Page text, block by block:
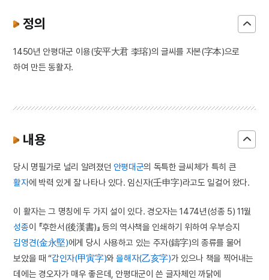
정의
1450년 안평대군 이용(安平大君 李瑢)의 글씨를 자본(字本)으로
하여 만든 동활자.
내용
당시 명필가로 널리 알려졌던 안평대군의 독특한 글씨체가 특히 큰
활자에 박력 있게 잘 나타나 있다. 임신자(壬申字)라고도 일컬어 왔다.
이 활자는 그 명칭에 두 가지 설이 있다. 경오자는 1474년(성종 5) 11월
성종이 『후한서(後漢書)』 등의 역사책을 인쇄하기 위하여 우부승지
김영견(金永堅)에게 당시 사용하고 있는 주자(鑄字)의 종류를 물어
보았을 때 “갑인자(甲寅字)와을해자(乙亥字)가 있으나 책을 찍어내는
데에는 경오자가 매우 좋은데, 안평대군이 쓴 글자체인 까닭에